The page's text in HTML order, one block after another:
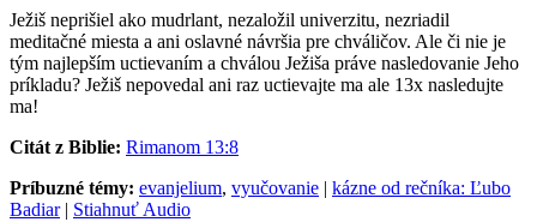
Ježiš neprišiel ako mudrlant, nezaložil univerzitu, nezriadil
meditačné miesta a ani oslavné návršia pre chváličov. Ale či nie je
tým najlepším uctievaním a chválou Ježiša práve nasledovanie Jeho
príkladu? Ježiš nepovedal ani raz uctievajte ma ale 13x nasledujte
ma!
Citát z Biblie: Rimanom 13:8
Príbuzné témy: evanjelium, vyučovanie | kázne od rečníka: Ľubo
Badiar| Stiahnuť Audio